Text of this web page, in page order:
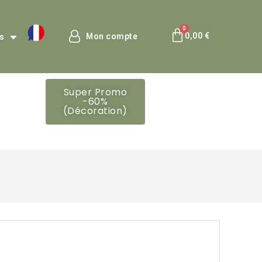
Mon compte 0,00 €
Super Promo
-60%
(Décoration)